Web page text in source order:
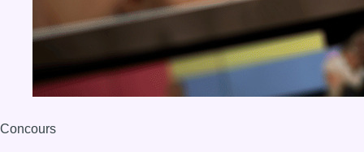
Concours